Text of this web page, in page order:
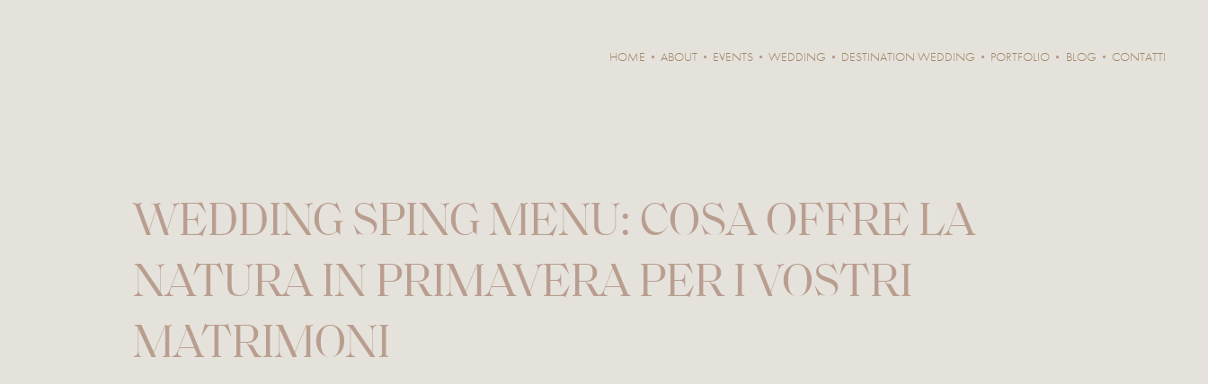
HOME ABOUT EVENTS WEDDING DESTINATION WEDDING PORTFOLIO BLOG CONTATTI
WEDDING SPING MENU: COSA OFFRE LA
NATURA IN PRIMAVERA PER I VOSTRI
MATRIMONI